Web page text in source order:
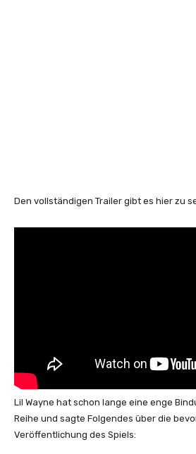
Den vollständigen Trailer gibt es hier zu
Lil Wayne hat schon lange eine enge
Reihe und sagte Folgendes über die
Veröffentlichung des Spiels: